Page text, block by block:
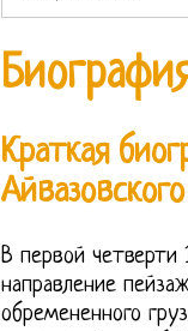
Краткая
В первой четверти
направление
обремененного